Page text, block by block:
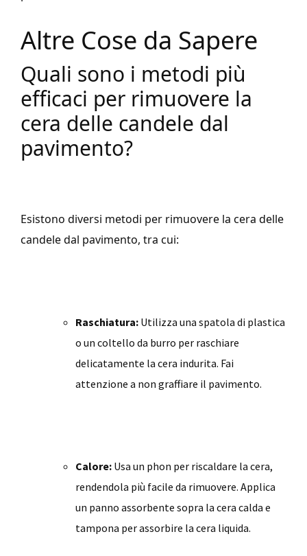
Altre Cose da Sapere
Quali sono i metodi più
efficaci per rimuovere la
cera delle candele dal
pavimento?
Esistono diversi metodi per rimuovere la cera delle
candele dal pavimento, tra cui:
Raschiatura: Utilizza una spatola di plastica
o un coltello da burro per raschiare
delicatamente la cera indurita. Fai
attenzione a non graffiare il pavimento.
Calore: Usa un phon per riscaldare la cera,
rendendola più facile da rimuovere. Applica
un panno assorbente sopra la cera calda e
tampona per assorbire la cera liquida.